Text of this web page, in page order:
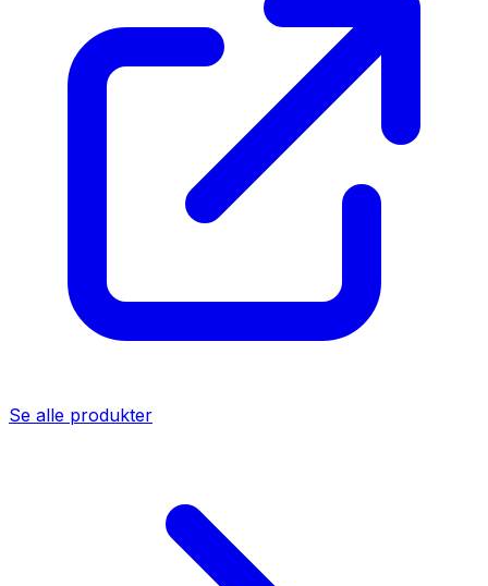
Se alle produkter